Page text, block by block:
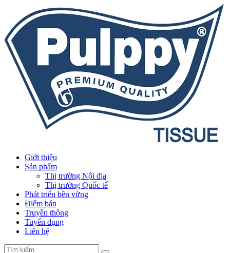
Giới thiệu
Sản phẩm
Thị trường Nội địa
Thị trường Quốc tế
Phát triển bền vững
Điểm bán
Truyền thông
Tuyển dụng
Liên hệ